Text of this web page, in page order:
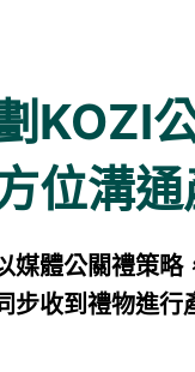
KOZI
位溝通
媒體公關禮策
步收到禮物進